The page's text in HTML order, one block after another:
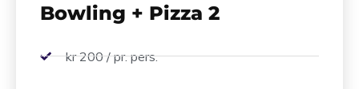
Bowling + Pizza 2
kr 200 / pr. pers.